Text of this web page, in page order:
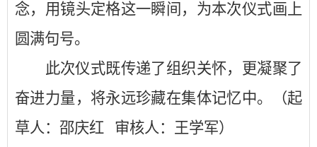
念，用镜头定格这一瞬间，为本次仪式画上
圆满句号。
此次仪式既传递了组织关怀，更凝聚了
奋进力量，将永远珍藏在集体记忆中。
（起
草人：邵庆红
审核人：王学军）